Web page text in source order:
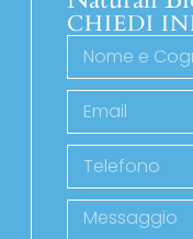
CHIEDI